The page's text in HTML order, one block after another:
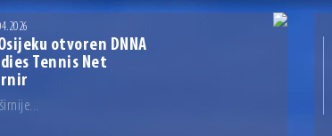
otvoren DNNA
Tennis Net